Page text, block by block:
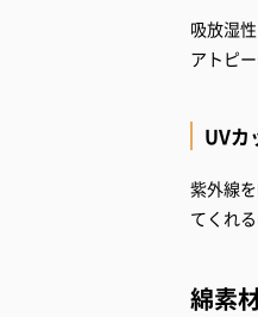
吸放湿
アトピ
UVカ
紫外線
てくれる
綿素